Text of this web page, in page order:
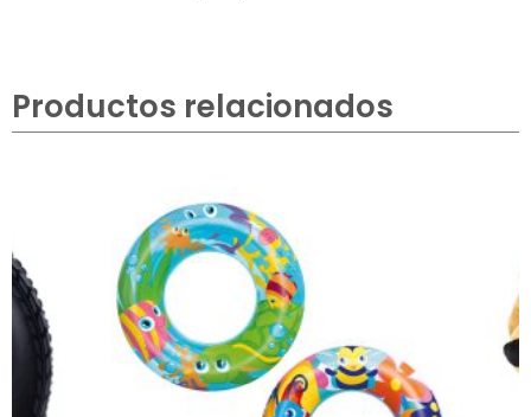
Productos relacionados